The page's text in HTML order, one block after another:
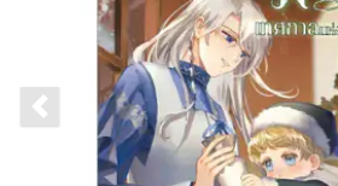
Previous slide